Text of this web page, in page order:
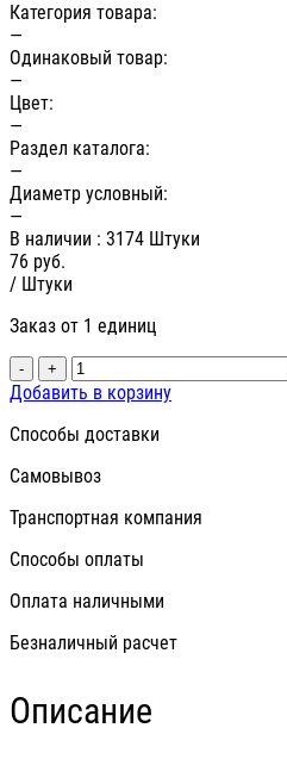
Категория товара:
—
Одинаковый товар:
—
Цвет:
—
Раздел каталога:
—
Диаметр условный:
—
В наличии : 3174 Штуки
76 руб.
/ Штуки
Заказ от 1 единиц
- +
Добавить в корзину
Способы доставки
Самовывоз
Транспортная компания
Способы оплаты
Оплата наличными
Безналичный расчет
Описание